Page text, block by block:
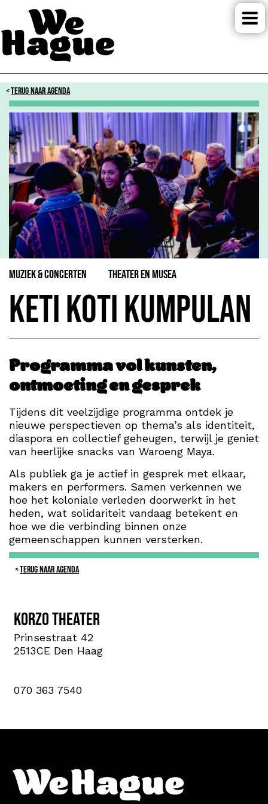
TERUG NAAR AGENDA
Muziek & Concerten Theater en Musea
Keti Koti Kumpulan
Programma vol kunsten,
ontmoeting en gesprek
Tijdens dit veelzijdige programma ontdek je
nieuwe perspectieven op thema’s als identiteit,
diaspora en collectief geheugen, terwijl je geniet
van heerlijke snacks van Waroeng Maya.
Als publiek ga je actief in gesprek met elkaar,
makers en performers. Samen verkennen we
hoe het koloniale verleden doorwerkt in het
heden, wat solidariteit vandaag betekent en
hoe we die verbinding binnen onze
gemeenschappen kunnen versterken.
TERUG NAAR AGENDA
Korzo theater
Prinsestraat 42
2513CE Den Haag
070 363 7540